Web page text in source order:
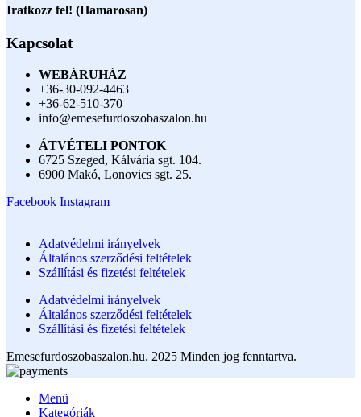
Iratkozz fel! (Hamarosan)
Kapcsolat
WEBÁRUHÁZ
+36-30-092-4463
+36-62-510-370
info@emesefurdoszobaszalon.hu
ÁTVÉTELI PONTOK
6725 Szeged, Kálvária sgt. 104.​
6900 Makó, Lonovics sgt. 25.
Facebook Instagram
Adatvédelmi irányelvek
Általános szerződési feltételek
Szállítási és fizetési feltételek
Adatvédelmi irányelvek
Általános szerződési feltételek
Szállítási és fizetési feltételek
Emesefurdoszobaszalon.hu. 2025 Minden jog fenntartva.
Menü
Kategóriák